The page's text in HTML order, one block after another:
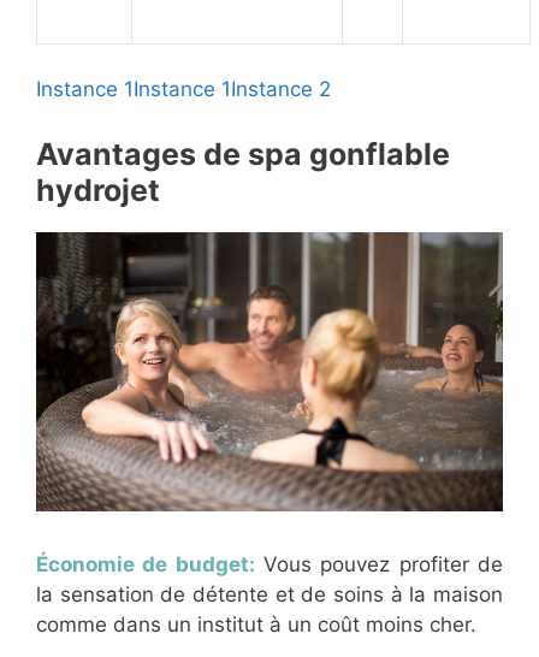
Instance 1Instance 1Instance 2
Avantages de spa gonflable
hydrojet
Économie de budget: Vous pouvez profiter de
la sensation de détente et de soins à la maison
comme dans un institut à un coût moins cher.